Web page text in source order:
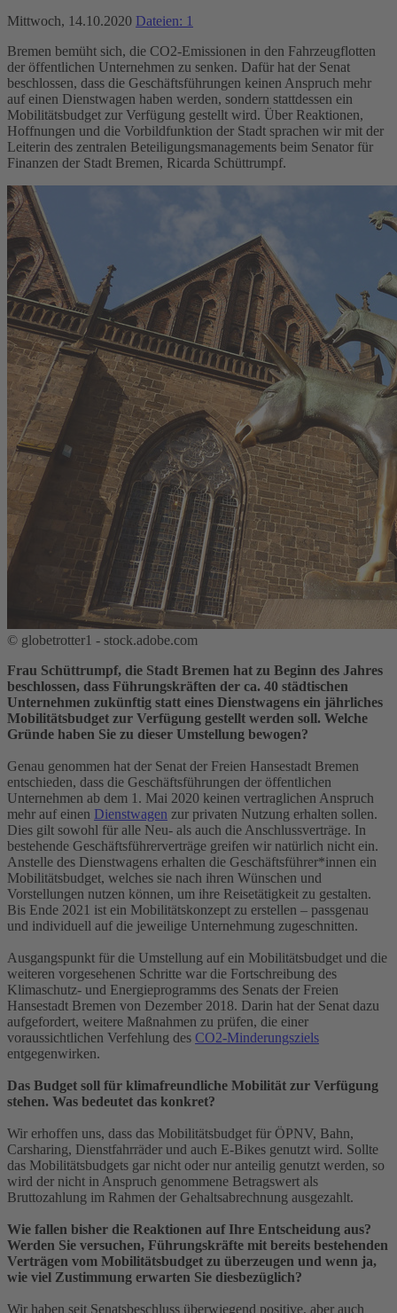
Mittwoch, 14.10.2020 Dateien: 1
Bremen bemüht sich, die CO2-Emissionen in den Fahrzeugflotten
der öffentlichen Unternehmen zu senken. Dafür hat der Senat
beschlossen, dass die Geschäftsführungen keinen Anspruch mehr
auf einen Dienstwagen haben werden, sondern stattdessen ein
Mobilitätsbudget zur Verfügung gestellt wird. Über Reaktionen,
Hoffnungen und die Vorbildfunktion der Stadt sprachen wir mit der
Leiterin des zentralen Beteiligungsmanagements beim Senator für
Finanzen der Stadt Bremen, Ricarda Schüttrumpf.
© globetrotter1 - stock.adobe.com
Frau Schüttrumpf, die Stadt Bremen hat zu Beginn des Jahres
beschlossen, dass Führungskräften der ca. 40 städtischen
Unternehmen zukünftig statt eines Dienstwagens ein jährliches
Mobilitätsbudget zur Verfügung gestellt werden soll. Welche
Gründe haben Sie zu dieser Umstellung bewogen?
Genau genommen hat der Senat der Freien Hansestadt Bremen
entschieden, dass die Geschäftsführungen der öffentlichen
Unternehmen ab dem 1. Mai 2020 keinen vertraglichen Anspruch
mehr auf einen Dienstwagen zur privaten Nutzung erhalten sollen.
Dies gilt sowohl für alle Neu- als auch die Anschlussverträge. In
bestehende Geschäftsführerverträge greifen wir natürlich nicht ein.
Anstelle des Dienstwagens erhalten die Geschäftsführer*innen ein
Mobilitätsbudget, welches sie nach ihren Wünschen und
Vorstellungen nutzen können, um ihre Reisetätigkeit zu gestalten.
Bis Ende 2021 ist ein Mobilitätskonzept zu erstellen – passgenau
und individuell auf die jeweilige Unternehmung zugeschnitten.
Ausgangspunkt für die Umstellung auf ein Mobilitätsbudget und die
weiteren vorgesehenen Schritte war die Fortschreibung des
Klimaschutz- und Energieprogramms des Senats der Freien
Hansestadt Bremen von Dezember 2018. Darin hat der Senat dazu
aufgefordert, weitere Maßnahmen zu prüfen, die einer
voraussichtlichen Verfehlung des CO2-Minderungsziels
entgegenwirken.
Das Budget soll für klimafreundliche Mobilität zur Verfügung
stehen. Was bedeutet das konkret?
Wir erhoffen uns, dass das Mobilitätsbudget für ÖPNV, Bahn,
Carsharing, Dienstfahrräder und auch E-Bikes genutzt wird. Sollte
das Mobilitätsbudgets gar nicht oder nur anteilig genutzt werden, so
wird der nicht in Anspruch genommene Betragswert als
Bruttozahlung im Rahmen der Gehaltsabrechnung ausgezahlt.
Wie fallen bisher die Reaktionen auf Ihre Entscheidung aus?
Werden Sie versuchen, Führungskräfte mit bereits bestehenden
Verträgen vom Mobilitätsbudget zu überzeugen und wenn ja,
wie viel Zustimmung erwarten Sie diesbezüglich?
Wir haben seit Senatsbeschluss überwiegend positive, aber auch